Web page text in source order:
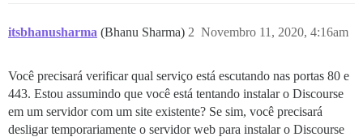
itsbhanusharma (Bhanu Sharma) Novembro 11, 2020, 4:16am
2
Você precisará verificar qual serviço está escutando nas portas 80 e
443. Estou assumindo que você está tentando instalar o Discourse
em um servidor com um site existente? Se sim, você precisará
desligar temporariamente o servidor web para instalar o Discourse